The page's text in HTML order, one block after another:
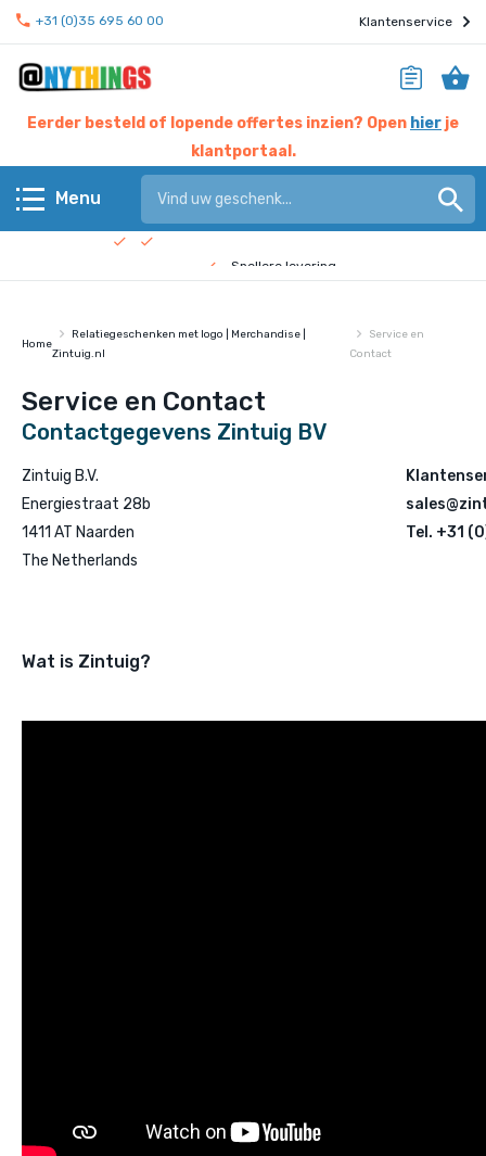
+31 (0)35 695 60 00 Klantenservice
Eerder besteld of lopende offertes inzien? Open hier je
klantportaal.
Menu
Anythings KERN assortiment
Pagina's
Nieuws
Hier werken experts voor jou
Snellere levering
Home
Relatiegeschenken met logo | Merchandise |
Zintuig.nl
Service en
Contact
Service en Contact
Contactgegevens Zintuig BV
Zintuig B.V.
Energiestraat 28b
1411 AT Naarden
The Netherlands
Tel. +31
Wat is Zintuig?